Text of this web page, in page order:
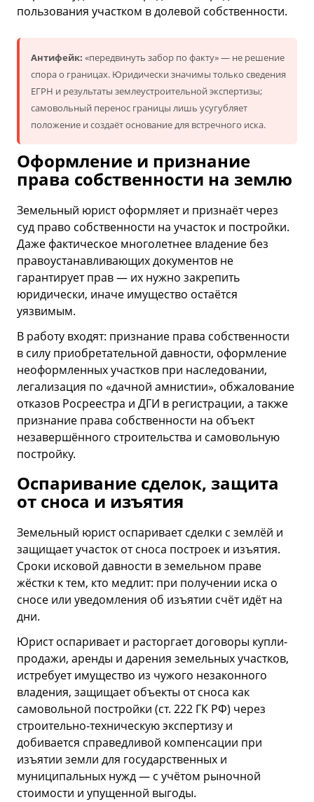
пользования участком в долевой собственности.
Антифейк: «передвинуть забор по факту» — не решение
спора о границах. Юридически значимы только сведения
ЕГРН и результаты землеустроительной экспертизы;
самовольный перенос границы лишь усугубляет
положение и создаёт основание для встречного иска.
Оформление и признание
права собственности на землю
Земельный юрист оформляет и признаёт через
суд право собственности на участок и постройки.
Даже фактическое многолетнее владение без
правоустанавливающих документов не
гарантирует прав — их нужно закрепить
юридически, иначе имущество остаётся
уязвимым.
В работу входят: признание права собственности
в силу приобретательной давности, оформление
неоформленных участков при наследовании,
легализация по «дачной амнистии», обжалование
отказов Росреестра и ДГИ в регистрации, а также
признание права собственности на объект
незавершённого строительства и самовольную
постройку.
Оспаривание сделок, защита
от сноса и изъятия
Земельный юрист оспаривает сделки с землёй и
защищает участок от сноса построек и изъятия.
Сроки исковой давности в земельном праве
жёстки к тем, кто медлит: при получении иска о
сносе или уведомления об изъятии счёт идёт на
дни.
Юрист оспаривает и расторгает договоры купли-
продажи, аренды и дарения земельных участков,
истребует имущество из чужого незаконного
владения, защищает объекты от сноса как
самовольной постройки (ст. 222 ГК РФ) через
строительно-техническую экспертизу и
добивается справедливой компенсации при
изъятии земли для государственных и
муниципальных нужд — с учётом рыночной
стоимости и упущенной выгоды.